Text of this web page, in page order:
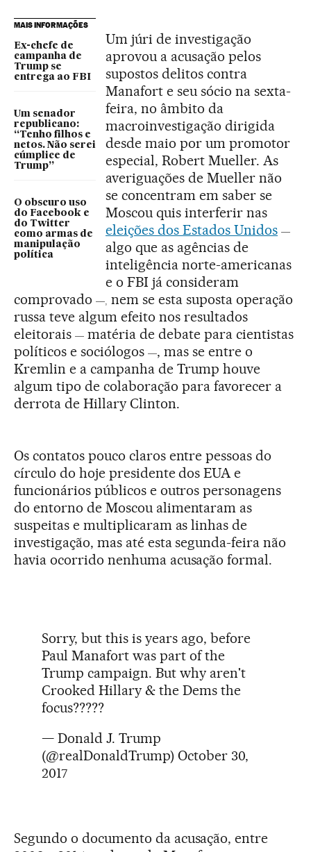
MAIS INFORMAÇÕES
Ex-chefe de
campanha de
Trump se
entrega ao FBI
Um senador
republicano:
“Tenho filhos e
netos. Não serei
cúmplice de
Trump”
O obscuro uso
do Facebook e
do Twitter
como armas de
manipulação
política
Um júri de investigação
aprovou a acusação pelos
supostos delitos contra
Manafort e seu sócio na sexta-
feira, no âmbito da
macroinvestigação dirigida
desde maio por um promotor
especial, Robert Mueller. As
averiguações de Mueller não
se concentram em saber se
Moscou quis interferir nas
eleições dos Estados Unidos —
algo que as agências de
inteligência norte-americanas
e o FBI já consideram
comprovado —, nem se esta suposta operação
russa teve algum efeito nos resultados
eleitorais — matéria de debate para cientistas
políticos e sociólogos —, mas se entre o
Kremlin e a campanha de Trump houve
algum tipo de colaboração para favorecer a
derrota de Hillary Clinton.
Os contatos pouco claros entre pessoas do
círculo do hoje presidente dos EUA e
funcionários públicos e outros personagens
do entorno de Moscou alimentaram as
suspeitas e multiplicaram as linhas de
investigação, mas até esta segunda-feira não
havia ocorrido nenhuma acusação formal.
Sorry, but this is years ago, before
Paul Manafort was part of the
Trump campaign. But why aren't
Crooked Hillary & the Dems the
focus?????
— Donald J. Trump
(@realDonaldTrump) October 30,
2017
Segundo o documento da acusação, entre